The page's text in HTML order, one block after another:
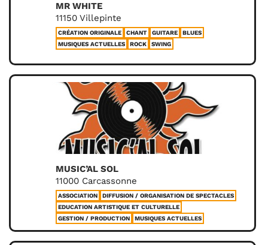
MR WHITE
11150 Villepinte
CRÉATION ORIGINALE CHANT GUITARE
BLUES
MUSIQUES ACTUELLES
ROCK SWING
MUSIC’AL SOL
11000 Carcassonne
ASSOCIATION
DIFFUSION / ORGANISATION DE SPECTACLES
EDUCATION ARTISTIQUE ET CULTURELLE
GESTION / PRODUCTION
MUSIQUES ACTUELLES